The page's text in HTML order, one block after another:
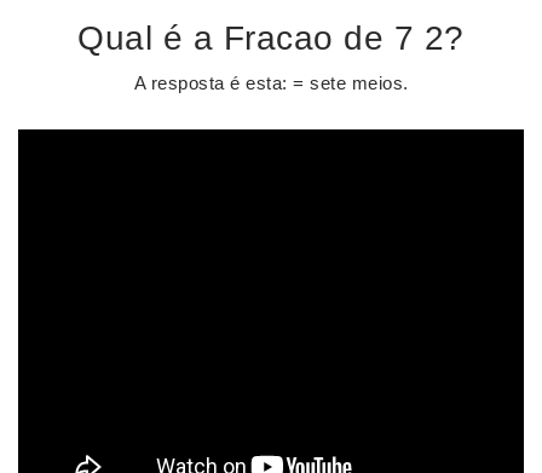
Qual é a Fracao de 7 2?
A resposta é esta: = sete meios.